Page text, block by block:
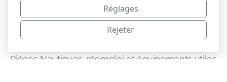
Le Comptoir Carenelec
Pièces Nautiques, réemploi et équipements utiles
Réglages
Rejeter